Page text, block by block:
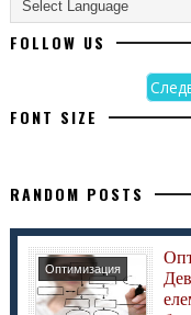
.trendy-
FOLLOW US
FONT SIZE
RANDOM POSTS
Оптимизация